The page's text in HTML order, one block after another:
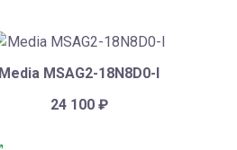
Media MSAG2-18N8D0-I
24 100 ₽